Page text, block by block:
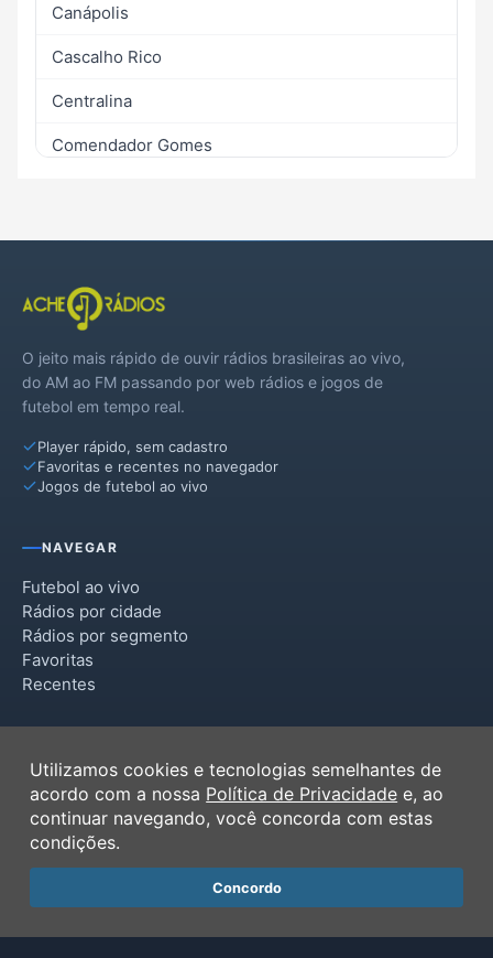
Canápolis
Cascalho Rico
Centralina
Comendador Gomes
Tupaciguara
Veríssimo
O jeito mais rápido de ouvir rádios brasileiras ao vivo,
do AM ao FM passando por web rádios e jogos de
futebol em tempo real.
Player rápido, sem cadastro
Favoritas e recentes no navegador
Jogos de futebol ao vivo
NAVEGAR
Futebol ao vivo
Rádios por cidade
Rádios por segmento
Favoritas
Recentes
Termos de Uso
Política de Privacidade
Ferramentas
Contato
Utilizamos cookies e tecnologias semelhantes de
acordo com a nossa Política de Privacidade e, ao
continuar navegando, você concorda com estas
condições.
Concordo